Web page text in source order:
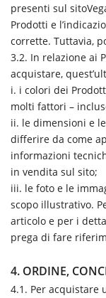
presenti sul
Prodotti e
corrette. Tuttavia,
3.2. In relazione ai
acquistare,
i. i colori dei
molti fattori –
ii. le dimensioni e
differire da come
informazioni
in vendita sul sito;
iii. le foto e le
scopo illustrativo.
articolo e per i
prega di fare
4. ORDINE,
4.1. Per acquistare